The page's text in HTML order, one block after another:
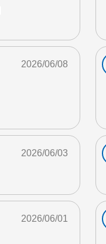
2026/06/08
2026/06/03
2026/06/01